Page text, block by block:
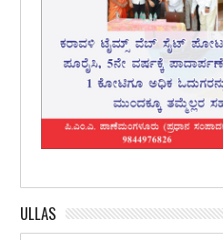
ULLAS